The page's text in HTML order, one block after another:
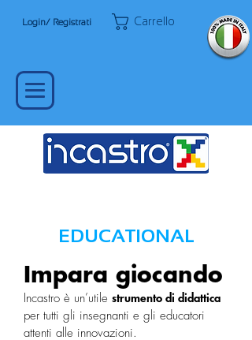
Login/ Registrati Carrello
EDUCATIONAL
Impara giocando
Incastro è un’utile strumento di didattica
per tutti gli insegnanti e gli educatori
attenti alle innovazioni.